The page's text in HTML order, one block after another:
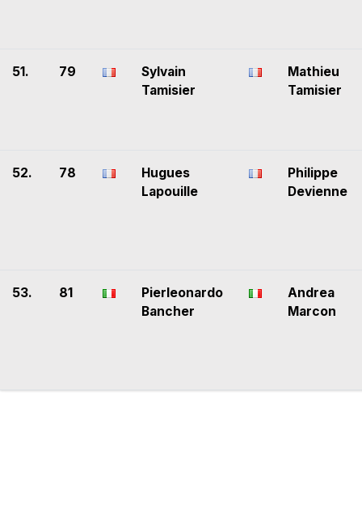
51. 79
Sylvain
Tamisier
Mathieu
Tamisier
52. 78
Hugues
Lapouille
Philippe
Devienne
53. 81
Pierleonardo
Bancher
Andrea
Marcon